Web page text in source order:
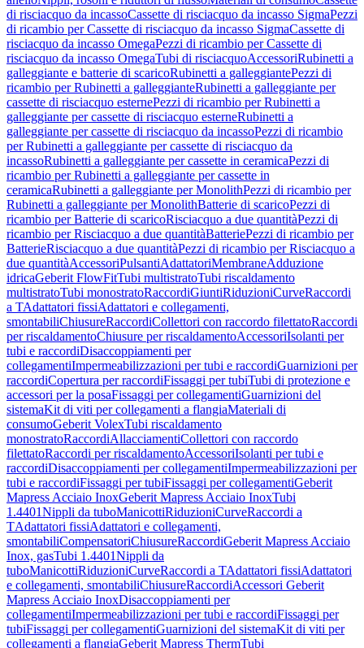
di risciacquo da incassoCassette di risciacquo da incasso SigmaPezzi
di ricambio per Cassette di risciacquo da incasso SigmaCassette di
risciacquo da incasso OmegaPezzi di ricambio per Cassette di
risciacquo da incasso OmegaTubi di risciacquoAccessoriRubinetti a
galleggiante e batterie di scaricoRubinetti a galleggiantePezzi di
ricambio per Rubinetti a galleggianteRubinetti a galleggiante per
cassette di risciacquo esternePezzi di ricambio per Rubinetti a
galleggiante per cassette di risciacquo esterneRubinetti a
galleggiante per cassette di risciacquo da incassoPezzi di ricambio
per Rubinetti a galleggiante per cassette di risciacquo da
incassoRubinetti a galleggiante per cassette in ceramicaPezzi di
ricambio per Rubinetti a galleggiante per cassette in
ceramicaRubinetti a galleggiante per MonolithPezzi di ricambio per
Rubinetti a galleggiante per MonolithBatterie di scaricoPezzi di
ricambio per Batterie di scaricoRisciacquo a due quantitàPezzi di
ricambio per Risciacquo a due quantitàBatteriePezzi di ricambio per
BatterieRisciacquo a due quantitàPezzi di ricambio per Risciacquo a
due quantitàAccessoriPulsantiAdattatoriMembraneAdduzione
idricaGeberit FlowFitTubi multistratoTubi riscaldamento
multistratoTubi monostratoRaccordiGiuntiRiduzioniCurveRaccordi
a TAdattatori fissiAdattatori e collegamenti,
smontabiliChiusureRaccordiCollettori con raccordo filettatoRaccordi
per riscaldamentoChiusure per riscaldamentoAccessoriIsolanti per
tubi e raccordiDisaccoppiamenti per
collegamentiImpermeabilizzazioni per tubi e raccordiGuarnizioni per
raccordiCopertura per raccordiFissaggi per tubiTubi di protezione e
accessori per la posaFissaggi per collegamentiGuarnizioni del
sistemaKit di viti per collegamenti a flangiaMateriali di
consumoGeberit VolexTubi riscaldamento
monostratoRaccordiAllacciamentiCollettori con raccordo
filettatoRaccordi per riscaldamentoAccessoriIsolanti per tubi e
raccordiDisaccoppiamenti per collegamentiImpermeabilizzazioni per
tubi e raccordiFissaggi per tubiFissaggi per collegamentiGeberit
Mapress Acciaio InoxGeberit Mapress Acciaio InoxTubi
1.4401Nippli da tuboManicottiRiduzioniCurveRaccordi a
TAdattatori fissiAdattatori e collegamenti,
smontabiliCompensatoriChiusureRaccordiGeberit Mapress Acciaio
Inox, gasTubi 1.4401Nippli da
tuboManicottiRiduzioniCurveRaccordi a TAdattatori fissiAdattatori
e collegamenti, smontabiliChiusureRaccordiAccessori Geberit
Mapress Acciaio InoxDisaccoppiamenti per
collegamentiImpermeabilizzazioni per tubi e raccordiFissaggi per
tubiFissaggi per collegamentiGuarnizioni del sistemaKit di viti per
collegamenti a flangiaGeberit Mapress ThermTubi